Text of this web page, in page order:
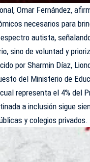
Omar Fernández,
necesarios para
autista,
sino de voluntad y
por Sharmin Díaz,
del Ministerio de
representa el 4% del
a inclusión sigue
y colegios privados.